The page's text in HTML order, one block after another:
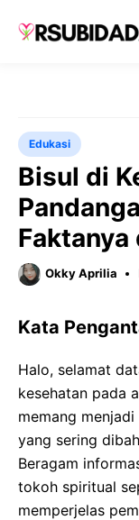
Edukasi
Bisul di
Okky Aprilia
Kata
Halo, selamat
kesehatan pada
memang
yang sering
Beragam
tokoh spiritual
memperjelas